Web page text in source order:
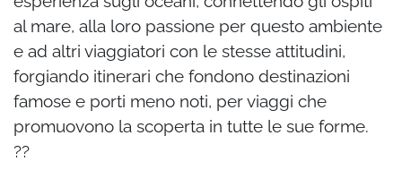
al mare, alla loro passione per questo ambiente
e ad altri viaggiatori con le stesse attitudini,
forgiando itinerari che fondono destinazioni
famose e porti meno noti, per viaggi che
promuovono la scoperta in tutte le sue forme.
??